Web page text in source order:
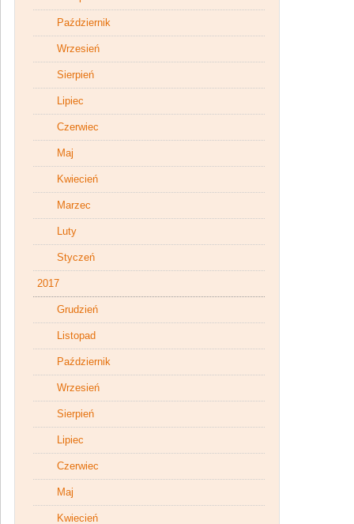
Październik
Wrzesień
Sierpień
Lipiec
Czerwiec
Maj
Kwiecień
Marzec
Luty
Styczeń
2017
Grudzień
Listopad
Październik
Wrzesień
Sierpień
Lipiec
Czerwiec
Maj
Kwiecień